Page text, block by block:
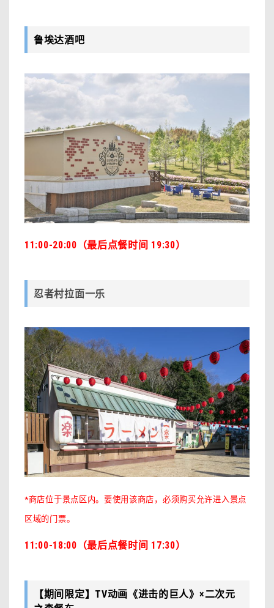
鲁埃达酒吧
11:00-20:00（最后点餐时间 19:30）
忍者村拉面一乐
*商店位于景点区内。要使用该商店，必须购买允许进入景点
区域的门票。
11:00-18:00（最后点餐时间 17:30）
【期间限定】TV动画《进击的巨人》×二次元